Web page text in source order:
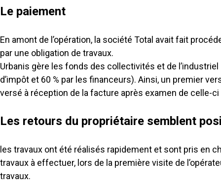
Le paiement
En amont de l’opération, la société Total avait fait
par une obligation de travaux.
Urbanis gère les fonds des collectivités et de
d’impôt et 60 % par les financeurs). Ainsi, un premier
versé à réception de la facture après examen de celle-
Les retours du propriétaire semblent
les travaux ont été réalisés rapidement et sont pris en
travaux à effectuer, lors de la première visite de
travaux.